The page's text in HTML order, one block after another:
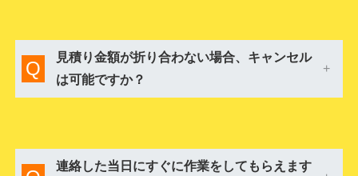
Q
見積り金額が折り合わない場合、キャンセル
は可能ですか？
連絡した当日にすぐに作業をしてもらえます